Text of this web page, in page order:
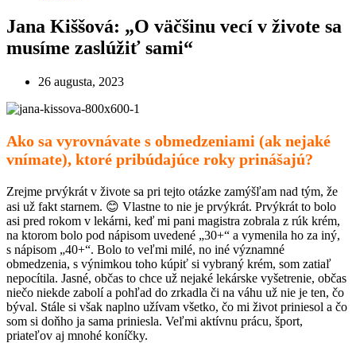
Jana Kiššová: „O väčšinu vecí v živote sa
musíme zaslúžiť sami“
26 augusta, 2023
Ako sa vyrovnávate s obmedzeniami (ak nejaké
vnímate), ktoré pribúdajúce roky prinášajú?
Zrejme prvýkrát v živote sa pri tejto otázke zamýšľam nad tým, že
asi už fakt starnem. 😊 Vlastne to nie je prvýkrát. Prvýkrát to bolo
asi pred rokom v lekárni, keď mi pani magistra zobrala z rúk krém,
na ktorom bolo pod nápisom uvedené „30+“ a vymenila ho za iný,
s nápisom „40+“. Bolo to veľmi milé, no iné významné
obmedzenia, s výnimkou toho kúpiť si vybraný krém, som zatiaľ
nepocítila. Jasné, občas to chce už nejaké lekárske vyšetrenie, občas
niečo niekde zabolí a pohľad do zrkadla či na váhu už nie je ten, čo
býval. Stále si však naplno užívam všetko, čo mi život priniesol a čo
som si doňho ja sama priniesla. Veľmi aktívnu prácu, šport,
priateľov aj mnohé koníčky.